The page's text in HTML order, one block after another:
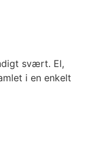
svært. El,
i en enkelt